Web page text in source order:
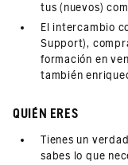
tus (nuevos)
El intercambio
Support),
formación en
también
QUIÉN ERES
Tienes un
sabes lo que